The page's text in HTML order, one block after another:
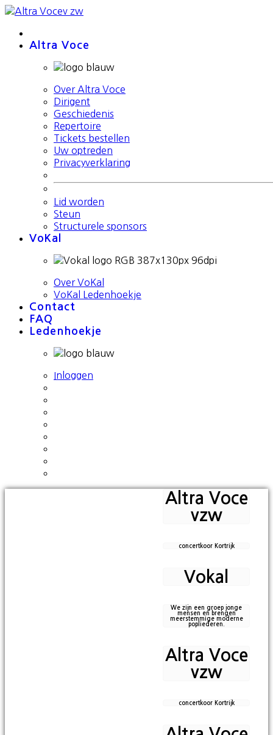
Altra Voce
Over Altra Voce
Dirigent
Geschiedenis
Repertoire
Tickets bestellen
Uw optreden
Privacyverklaring
Lid worden
Steun
Structurele sponsors
VoKal
Over VoKal
VoKal Ledenhoekje
Contact
FAQ
Ledenhoekje
Inloggen
Altra Voce
vzw
concertkoor Kortrijk
Vokal
We zijn een groep jonge
mensen en brengen
meerstemmige moderne
popliederen.
Altra Voce
vzw
concertkoor Kortrijk